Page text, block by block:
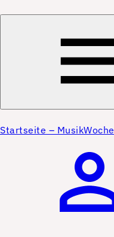
Startseite – MusikWoche